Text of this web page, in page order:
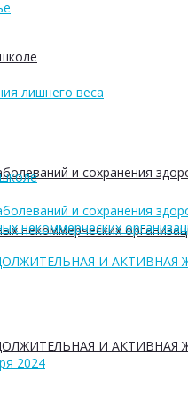
и сохранения
некоммерческих
И АКТИВНАЯ
лишнего веса
и сохранения
некоммерческих
И АКТИВНАЯ
2024